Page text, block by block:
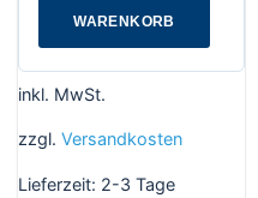
WARENKORB
inkl. MwSt.
zzgl. Versandkosten
Lieferzeit: 2-3 Tage